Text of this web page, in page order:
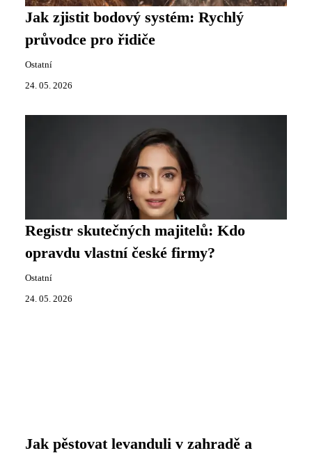
Jak zjistit bodový systém: Rychlý
průvodce pro řidiče
Ostatní
24. 05. 2026
Registr skutečných majitelů: Kdo
opravdu vlastní české firmy?
Ostatní
24. 05. 2026
Jak pěstovat levanduli v zahradě a